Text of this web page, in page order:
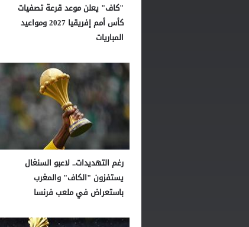
"كاف" يعلن موعد قرعة تصفيات
كأس أمم إفريقيا 2027 ومواعيد
المباريات
رغم التهديدات.. لاعبو السنغال
يستفزون "الكاف" والمغرب
باستعراض في ملعب فرنسا